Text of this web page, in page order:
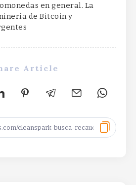
en general. La
de Bitcoin y
Article